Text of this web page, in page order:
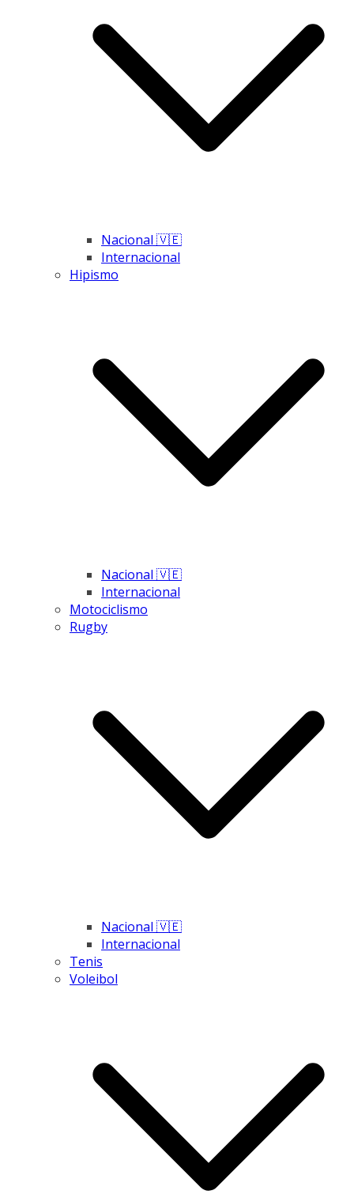
Nacional 🇻🇪
Internacional
Hipismo
Nacional 🇻🇪
Internacional
Motociclismo
Rugby
Nacional 🇻🇪
Internacional
Tenis
Voleibol